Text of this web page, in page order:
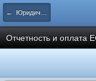
← Юридические вопросы
Отчетность и оплата